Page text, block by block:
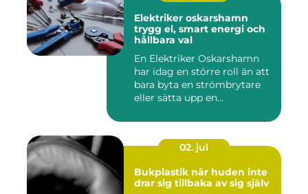
Elektriker oskarshamn
trygg el, smart energi och
hållbara val
En Elektriker Oskarshamn
har idag en större roll än att
bara byta en strömbrytare
eller sätta upp en...
02. jul
Bukplastik när huden inte
drar sig tillbaka av sig själv